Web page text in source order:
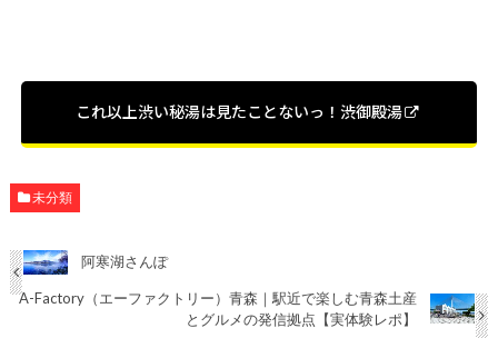
これ以上渋い秘湯は見たことないっ！渋御殿湯
未分類
阿寒湖さんぽ
A-Factory（エーファクトリー）青森｜駅近で楽しむ青森土産
とグルメの発信拠点【実体験レポ】